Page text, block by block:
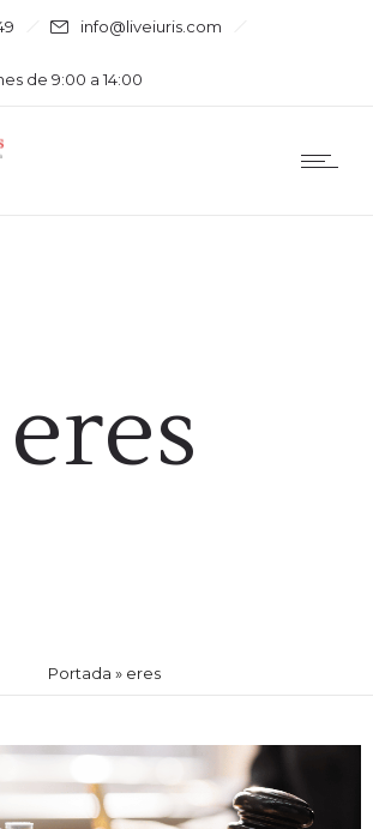
info@liveiuris.com
de 9:00 a 14:00
eres
Portada » eres